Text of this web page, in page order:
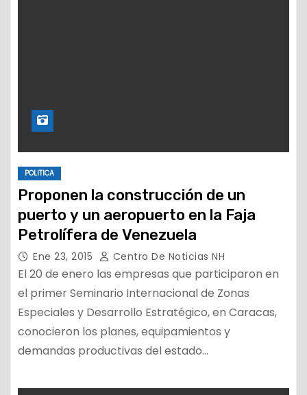
POLITICA
Proponen la construcción de un
puerto y un aeropuerto en la Faja
Petrolífera de Venezuela
Ene 23, 2015 Centro De Noticias NH
El 20 de enero las empresas que participaron en
el primer Seminario Internacional de Zonas
Especiales y Desarrollo Estratégico, en Caracas,
conocieron los planes, equipamientos y
demandas productivas del estado…